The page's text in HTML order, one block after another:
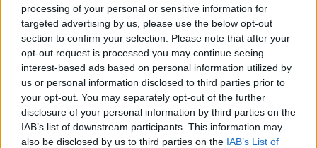
processing of your personal or sensitive information for
targeted advertising by us, please use the below opt-out
section to confirm your selection. Please note that after your
opt-out request is processed you may continue seeing
interest-based ads based on personal information utilized by
us or personal information disclosed to third parties prior to
your opt-out. You may separately opt-out of the further
disclosure of your personal information by third parties on the
IAB’s list of downstream participants. This information may
also be disclosed by us to third parties on the IAB’s List of